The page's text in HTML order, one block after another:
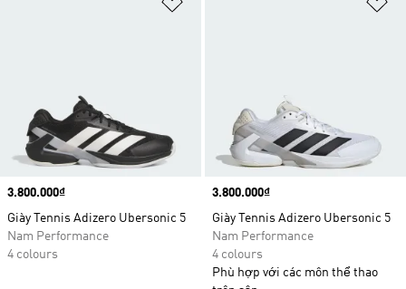
Price
3.800.000₫
Giày Tennis Adizero Ubersonic 5
Nam Performance
4 colours
Price
3.800.000₫
Giày Tennis Adizero Ubersonic 5
Nam Performance
4 colours
Phù hợp với các môn thể thao